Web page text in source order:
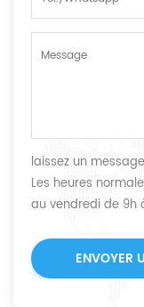
laissez un
Les heures
au vendredi de 9h
ENVOYER